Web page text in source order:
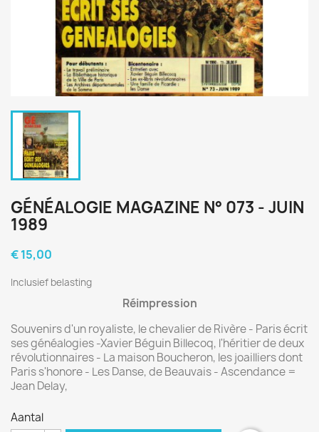
GÉNÉALOGIE MAGAZINE N° 073 - JUIN
1989
€ 15,00
Inclusief belasting
Réimpression
Souvenirs d'un royaliste, le chevalier de Rivère - Paris écrit
ses généalogies -Xavier Béguin Billecoq, l'héritier de deux
révolutionnaires - La maison Boucheron, les joailliers dont
Paris s'honore - Les Danse, de Beauvais - Ascendance =
Jean Delay,
Aantal